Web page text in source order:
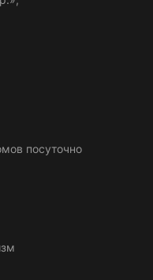
посуточно